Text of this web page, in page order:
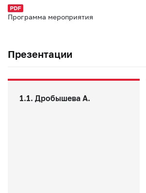
Программа мероприятия
Презентации
1.1. Дробышева А.